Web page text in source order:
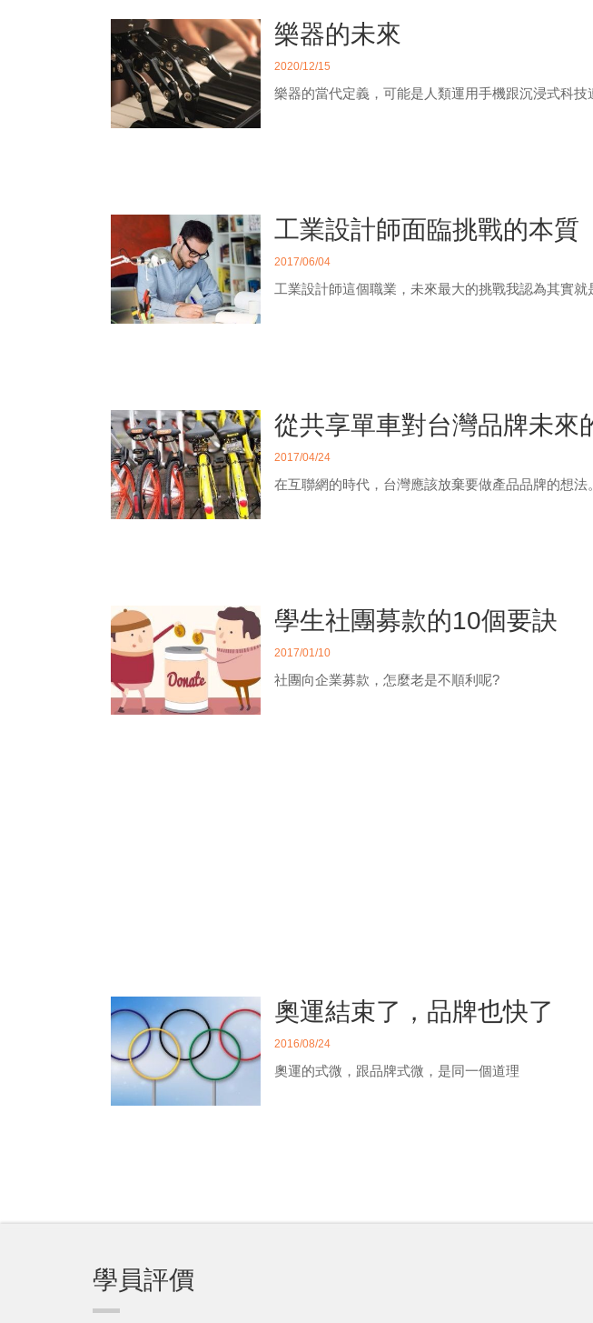
樂器的未來
2020/12/15
樂器的當代定義，可能是人類運用手機跟沉浸式科技
工業設計師面臨挑戰的本質
2017/06/04
工業設計師這個職業，未來最大的挑戰我認為其實
從共享單車對台灣品牌未來
2017/04/24
在互聯網的時代，台灣應該放棄要做產品品牌的想法。
學生社團募款的10個要訣
2017/01/10
社團向企業募款，怎麼老是不順利呢?
奧運結束了，品牌也快了
2016/08/24
奧運的式微，跟品牌式微，是同一個道理
學員評價